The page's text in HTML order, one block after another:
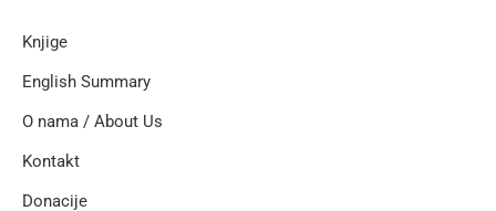
Knjige
English Summary
O nama / About Us
Kontakt
Donacije